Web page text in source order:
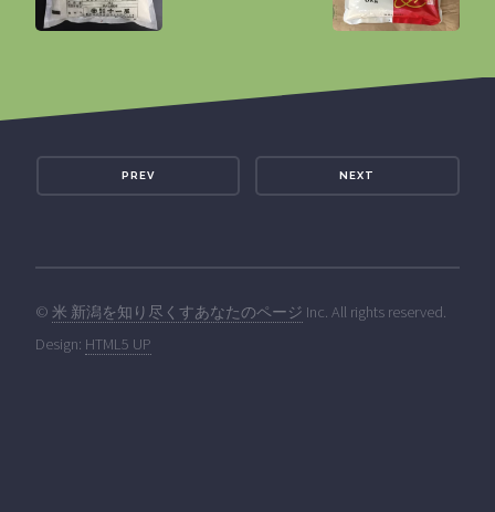
PREV NEXT
© 米 新潟を知り尽くすあなたのページ Inc. All rights reserved.
Design: HTML5 UP